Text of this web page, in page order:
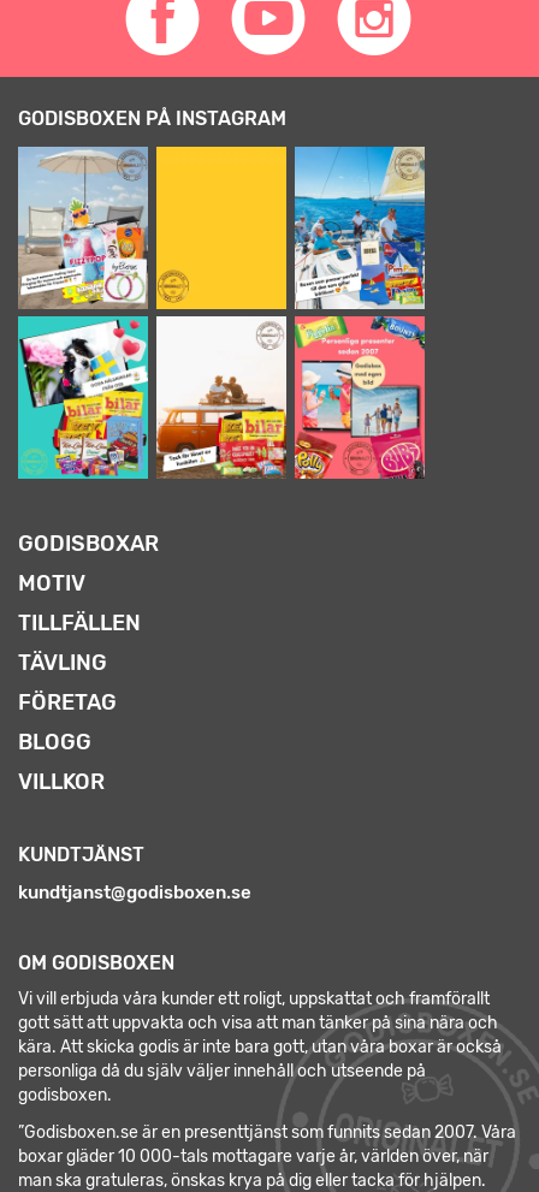
GODISBOXEN PÅ INSTAGRAM
GODISBOXAR
MOTIV
TILLFÄLLEN
TÄVLING
FÖRETAG
BLOGG
VILLKOR
KUNDTJÄNST
kundtjanst@godisboxen.se
OM GODISBOXEN
Vi vill erbjuda våra kunder ett roligt, uppskattat och framförallt
gott sätt att uppvakta och visa att man tänker på sina nära och
kära. Att skicka godis är inte bara gott, utan våra boxar är också
personliga då du själv väljer innehåll och utseende på
godisboxen.
”Godisboxen.se är en presenttjänst som funnits sedan 2007. Våra
boxar gläder 10 000-tals mottagare varje år, världen över, när
man ska gratuleras, önskas krya på dig eller tacka för hjälpen.